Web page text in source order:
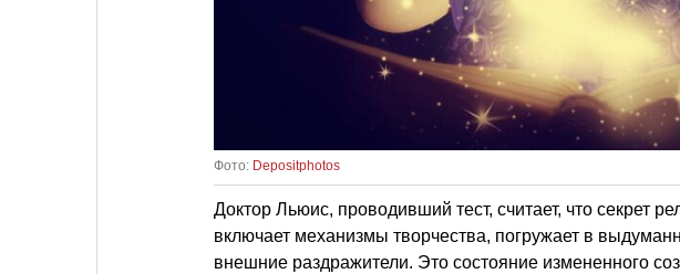
Фото: Depositphotos
Доктор Льюис, проводивший тест, считает, что секрет
включает механизмы творчества, погружает в
внешние раздражители. Это состояние измененного